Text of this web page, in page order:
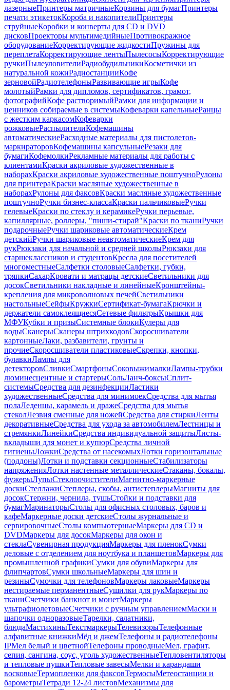
лазерныеПринтеры матричныеКорзины для бумагПринтеры
печати этикетокКороба и накопителиПринтеры
струйныеКоробки и конверты для CD и DVD
дисковПроекторы мультимедийныеПротивокражное
оборудованиеКорректирующие жидкостиПружины для
переплетаКорректирующие лентыПылесосыКорректирующие
ручкиПылеуловителиРадиобудильникиКосметички из
натуральной кожиРадиостанцииКофе
зерновойРадиотелефоныРазвивающие игрыКофе
молотыйРамки для дипломов, сертификатов, грамот,
фотографийКофе растворимыйРамки для информации и
ценников собираемые в системыКофеварки капельныеРанцы
с жестким каркасомКофеварки
рожковыеРаспылителиКофемашины
автоматическиеРасходные материалы для пистолетов-
маркираторовКофемашины капсульныеРезаки для
бумагиКофемолкиРекламные материалы для работы с
клиентамиКраски акриловые художественные в
наборахКраски акриловые художественные поштучноРулоны
для принтераКраски масляные художественные в
наборахРулоны для факсовКраски масляные художественные
поштучноРучки бизнес-классаКраски пальчиковыеРучки
гелевыеКраски по стеклу и керамикеРучки перьевые,
капиллярные, роллеры, "пиши-стирай"Краски по тканиРучки
подарочныеРучки шариковые автоматическиеКрем
детскийРучки шариковые неавтоматическиеКрем для
рукРюкзаки для начальной и средней школыРюкзаки для
старшеклассников и студентовКресла для посетителей
многоместныеСалфетки столовыеСалфетки, губки,
тряпкиСахарКровати и матрацы детскиеСветильники для
досокСветильники накладные и линейныеКронштейны-
крепления для микроволновых печейСветильники
настольныеСейфыКружкиСертификат-бумагаКрючки и
держатели самоклеящиесяСетевые фильтрыКрышки для
МФУКубки и призыСистемные блокиКулеры для
водыСканерыСканеры штрихкодовСкоросшиватели
картонныеЛаки, разбавители, грунты и
прочиеСкоросшиватели пластиковыеСкрепки, кнопки,
булавкиЛампы для
детекторовСливкиСмартфоныСоковыжималкиЛампы-трубки
люминесцентные и стартерыСольЛанч-боксыСплит-
системыСредства для дезинфекцииЛастики
художественныеСредства для минимоекСредства для мытья
полаЛеденцы, карамель и дражеСредства для мытья
стеколЛезвия сменные для ножейСредства для стиркиЛенты
декоративныеСредства для ухода за автомобилемЛестницы и
стремянкиЛинейкиСредства индивидуальной защитыЛисты-
вкладыши для монет и купюрСредства личной
гигиеныЛожкиСредства от насекомыхЛотки горизонтальные
(поддоны)Лотки и подставки секционныеСтабилизаторы
напряженияЛотки настенные металлическиеСтаканы, бокалы,
фужерыЛупыСтеклоочистителиМагнитно-маркерные
доскиСтеллажиСтеплеры, скобы, антистеплерыМагниты для
досокСтержни, чернила, тушьСтойки и подставки для
бумагМаринаторыСтолы для офисных столовых, баров и
кафеМаркерные доски детскиеСтолы журнальные и
сервировочныеСтолы компьютерныеМаркеры для CD и
DVDМаркеры для досокМаркеры для окон и
стеклаСувенирная продукцияМаркеры для пленокСумки
деловые с отделением для ноутбука и планшетовМаркеры для
промышленной графикиСумки для обувиМаркеры для
флипчартовСумки школьныеМаркеры для шин и
резиныСумочки для телефоновМаркеры лаковыеМаркеры
нестираемые перманентныеСушилки для рукМаркеры по
тканиСчетчики банкнот и монетМаркеры
ультрафиолетовыеСчетчики с ручным управлениемМаски и
шапочки одноразовыеТарелки, салатники,
блюдаМастихиныТекстмаркерыТелевизорыТелефонные
алфавитные книжкиМёд и джемТелефоны и радиотелефоны
IPМел белый и цветнойТелефоны проводныеМел, графит,
сепия, сангина, соус, уголь художественныеТепловентиляторы
и тепловые пушкиТепловые завесыМелки и карандаши
восковыеТермопленки для факсовТермосыМетеостанции и
барометрыТетради 12-24 листовМеханизмы для